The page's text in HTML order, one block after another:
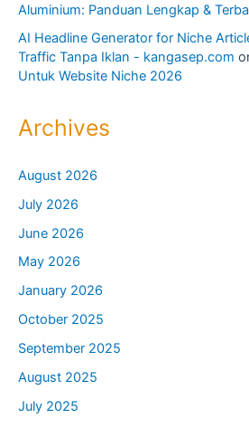
Aluminium: Panduan Lengkap &
AI Headline Generator for Niche
Traffic Tanpa Iklan - kangasep.com
Untuk Website Niche 2026
Archives
August 2026
July 2026
June 2026
May 2026
January 2026
October 2025
September 2025
August 2025
July 2025